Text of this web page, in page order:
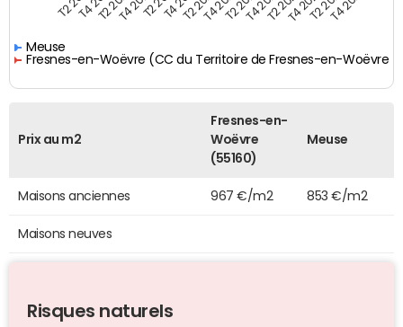
Meuse
Fresnes-en-Woëvre (CC du Territoire de Fresnes-en-Woëvre)
Prix au m2
Fresnes-en-
Woëvre
(55160)
Meuse
Maisons anciennes 967 €/m2 853 €/m2
Maisons neuves
Risques naturels